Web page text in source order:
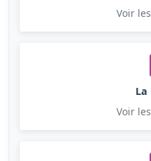
Voir
La
Voir